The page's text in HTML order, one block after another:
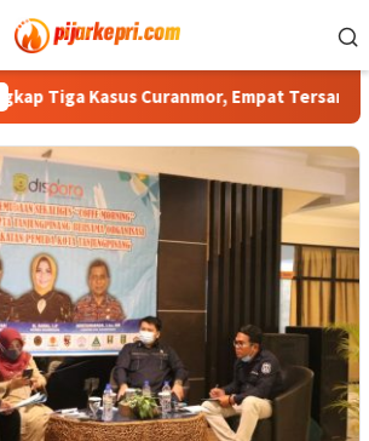
Kasus Curanmor, Empat Tersangka